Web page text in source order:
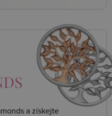
a získejte